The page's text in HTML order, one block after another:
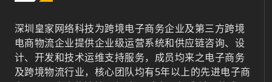
深圳皇家网络科技为跨境电子商务企业及第三方跨境
电商物流企业提供企业级运营系统和供应链咨询、设
计、开发和技术运维支持服务，成员均来之电子商务
及跨境物流行业，核心团队均有5年以上的先进电子商